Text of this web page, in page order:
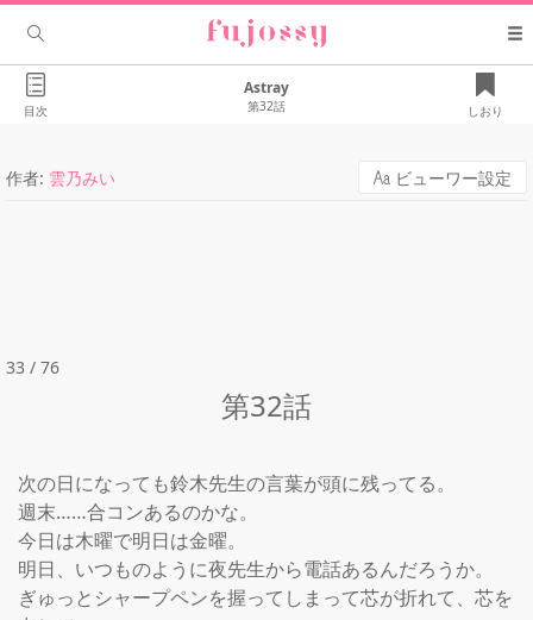
目次
Astray
第32話 しおり
作者: 雲乃みい ビューワー設定
33 / 76
第32話
次の日になっても鈴木先生の言葉が頭に残ってる。
週末……合コンあるのかな。
今日は木曜で明日は金曜。
明日、いつものように夜先生から電話あるんだろうか。
ぎゅっとシャープペンを握ってしまって芯が折れて、芯を